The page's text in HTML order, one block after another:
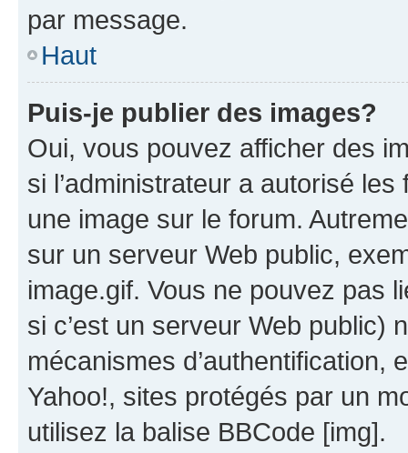
par message.
Haut
Puis-je publier des images?
Oui, vous pouvez afficher des
si l’administrateur a autorisé
une image sur le forum.
sur un serveur Web public,
image.gif. Vous ne pouvez pas
si c’est un serveur Web public)
mécanismes d’authentification,
Yahoo!, sites protégés par un
utilisez la balise BBCode [img].